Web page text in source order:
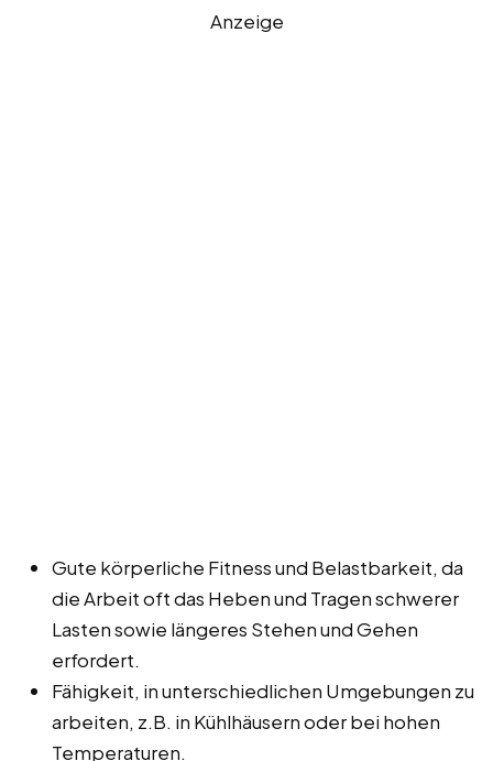
Anzeige
Gute körperliche Fitness und Belastbarkeit, da
die Arbeit oft das Heben und Tragen schwerer
Lasten sowie längeres Stehen und Gehen
erfordert.
Fähigkeit, in unterschiedlichen Umgebungen zu
arbeiten, z.B. in Kühlhäusern oder bei hohen
Temperaturen.